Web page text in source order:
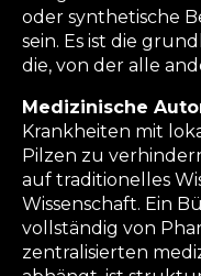
oder synthetische
sein. Es ist die
die, von der alle
Medizinische
Krankheiten mit
Pilzen zu
auf traditionelles
Wissenschaft. Ein
vollständig von
zentralisierten